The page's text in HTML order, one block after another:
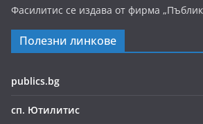
Фасилитис се издава от фирма
Полезни линкове
publics.bg
сп. Ютилитис